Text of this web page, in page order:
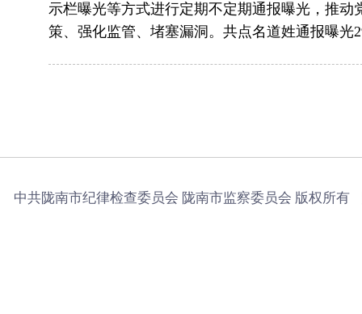
示栏曝光等方式进行定期不定期通报曝光，推
策、强化监管、堵塞漏洞。共点名道姓通报曝
中共陇南市纪律检查委员会 陇南市监察委员会 版权所有